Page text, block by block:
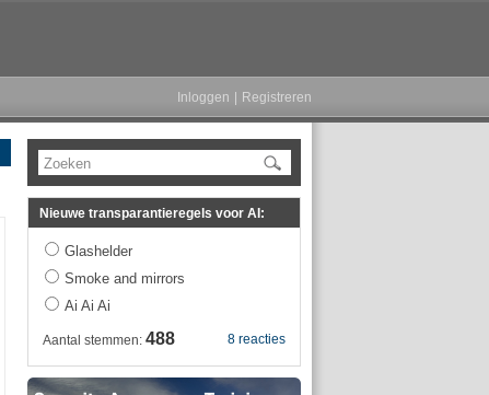
Inloggen Registreren
Zoeken
Nieuwe transparantieregels voor AI:
Glashelder
Smoke and mirrors
Ai Ai Ai
8 reacties
Aantal stemmen: 488